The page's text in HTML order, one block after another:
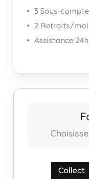
3 Sous-
2 Retraits/
Assistance
Collect